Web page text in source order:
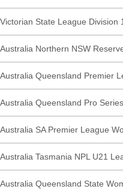
Victorian State League Division 1
Australia Northern NSW
Australia Queensland Premier
Australia Queensland Pro Series
Australia SA Premier League
Australia Tasmania NPL U21
Australia Queensland State